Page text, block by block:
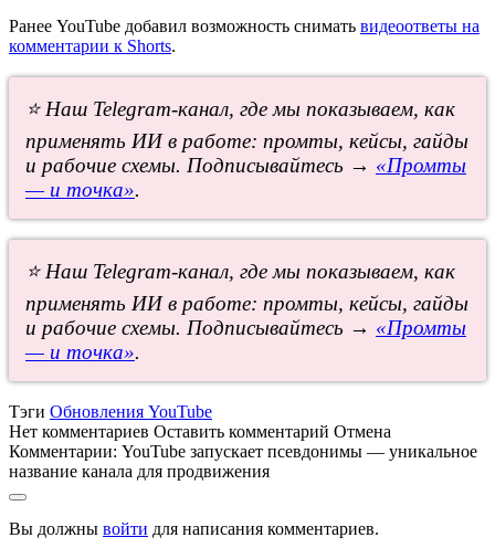
Ранее YouTube добавил возможность снимать видеоответы на
комментарии к Shorts.
⭐ Наш Telegram-канал, где мы показываем, как
применять ИИ в работе: промты, кейсы, гайды
и рабочие схемы. Подписывайтесь → «Промты
— и точка».
⭐ Наш Telegram-канал, где мы показываем, как
применять ИИ в работе: промты, кейсы, гайды
и рабочие схемы. Подписывайтесь → «Промты
— и точка».
Тэги Обновления YouTube
Нет комментариев Оставить комментарий Отмена
Комментарии: YouTube запускает псевдонимы — уникальное
название канала для продвижения
Вы должны войти для написания комментариев.